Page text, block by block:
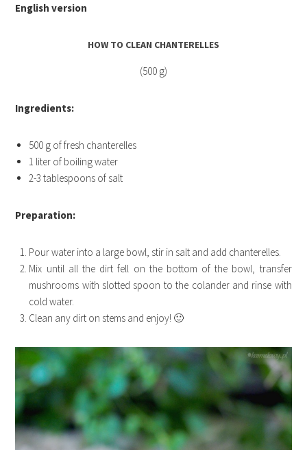
English version
HOW TO CLEAN CHANTERELLES
(500 g)
Ingredients:
500 g of fresh chanterelles
1 liter of boiling water
2-3 tablespoons of salt
Preparation:
Pour water into a large bowl, stir in salt and add chanterelles.
Mix until all the dirt fell on the bottom of the bowl, transfer
mushrooms with slotted spoon to the colander and rinse with
cold water.
Clean any dirt on stems and enjoy! 🙂